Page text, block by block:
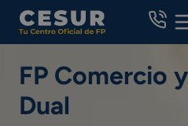
Skip
content
FP Comercio
Dual